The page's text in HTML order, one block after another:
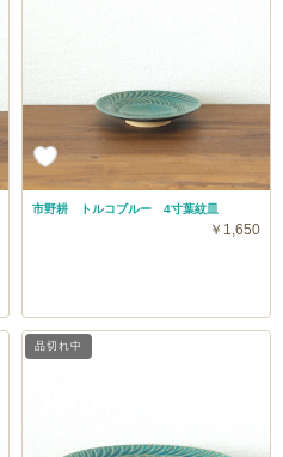
市野耕 トルコブルー 4寸葉紋皿
￥1,650
品切れ中